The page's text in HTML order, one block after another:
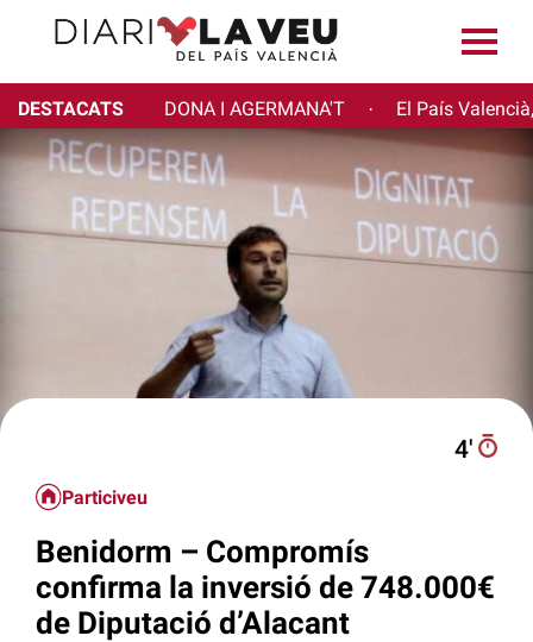
DESTACATS DONA I AGERMANA'T · El País
4′
Particiveu
Benidorm – Compromís
confirma la inversió de 748.000€
de Diputació d’Alacant